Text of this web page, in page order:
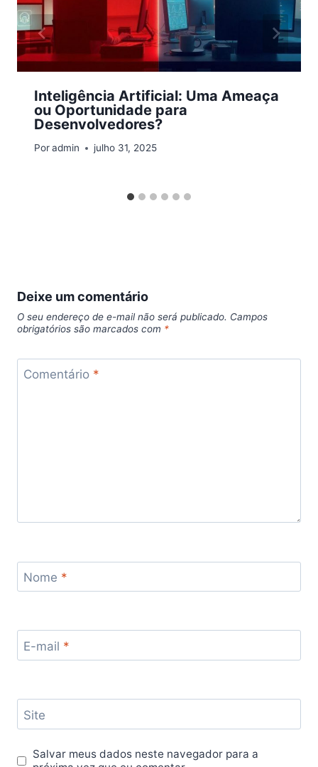
Inteligência Artificial: Uma Ameaça
ou Oportunidade para
Desenvolvedores?
Poradmin julho 31, 2025
Deixe um comentário
O seu endereço de e-mail não será publicado. Campos
obrigatórios são marcados com *
Comentário *
Nome *
E-mail *
Site
Salvar meus dados neste navegador para a